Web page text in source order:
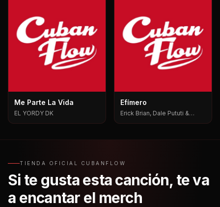
Me Parte La Vida
EL YORDY DK
Efímero
Erick Brian, Dale Pututi &
TIENDA OFICIAL CUBANFLOW
Si te gusta esta canción, te va
a encantar el merch